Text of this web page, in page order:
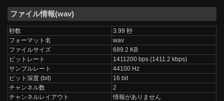
ファイル情報(wav)
秒数
3.99 秒
フォーマット名
wav
ファイルサイズ
689.2 KB
ビットレート
1411200 bps (1411.2 kbps)
サンプルレート
44100 Hz
ビット深度 (bit)
16 bit
チャンネル数
2
チャンネルレイアウト
情報がありません